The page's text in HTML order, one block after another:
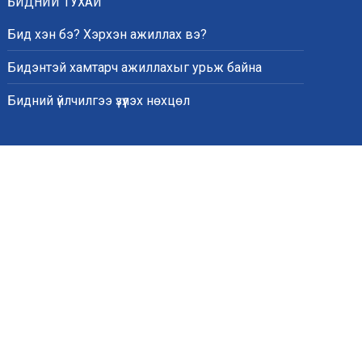
Бид хэн бэ? Хэрхэн ажиллах вэ?
Бидэнтэй хамтарч ажиллахыг урьж байна
Бидний үйлчилгээ үзүүлэх нөхцөл